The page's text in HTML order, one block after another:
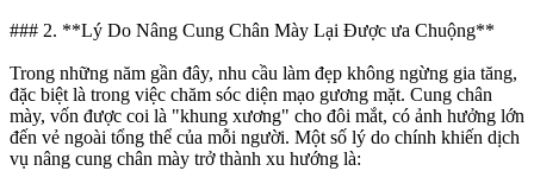
### 2. **Lý Do Nâng Cung Chân Mày Lại Được ưa Chuộng**
Trong những năm gần đây, nhu cầu làm đẹp không ngừng gia tăng,
đặc biệt là trong việc chăm sóc diện mạo gương mặt. Cung chân
mày, vốn được coi là "khung xương" cho đôi mắt, có ảnh hưởng lớn
đến vẻ ngoài tổng thể của mỗi người. Một số lý do chính khiến dịch
vụ nâng cung chân mày trở thành xu hướng là: